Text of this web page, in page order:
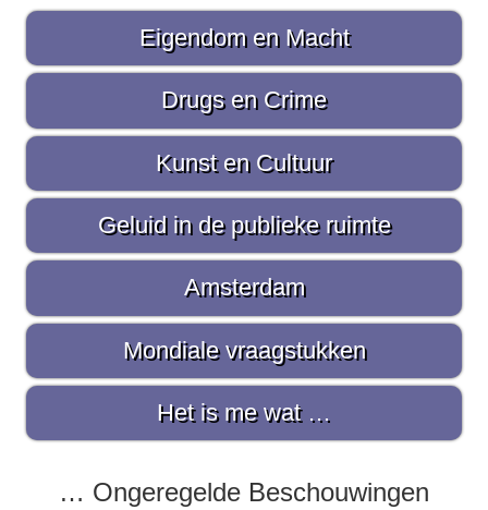
P
r
m
a
i
r
S
i
e
Eigendom en Macht
Drugs en Crime
Kunst en Cultuur
Geluid in de publieke ruimte
Amsterdam
Mondiale vraagstukken
Het is me wat …
… Ongeregelde Beschouwingen